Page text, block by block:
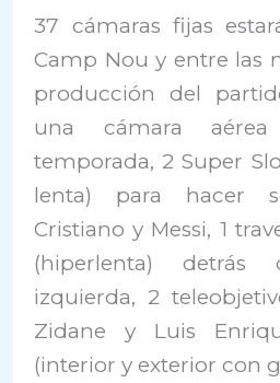
37 cámaras fijas
Camp Nou y entre las
producción del
una cámara aérea
temporada, 2 Super
lenta) para hacer
Cristiano y Messi, 1
(hiperlenta)
izquierda, 2
Zidane y Luis
(interior y exterior con